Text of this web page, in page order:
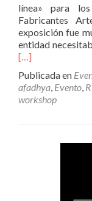
línea» para
Fabricantes
exposición fue
entidad
[…]
Publicada en
afadhya, Evento,
workshop